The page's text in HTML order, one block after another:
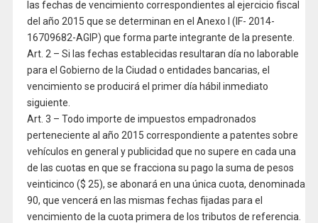
las fechas de vencimiento correspondientes al ejercicio fiscal
del año 2015 que se determinan en el Anexo I (IF- 2014-
16709682-AGIP) que forma parte integrante de la presente.
Art. 2 – Si las fechas establecidas resultaran día no laborable
para el Gobierno de la Ciudad o entidades bancarias, el
vencimiento se producirá el primer día hábil inmediato
siguiente.
Art. 3 – Todo importe de impuestos empadronados
perteneciente al año 2015 correspondiente a patentes sobre
vehículos en general y publicidad que no supere en cada una
de las cuotas en que se fracciona su pago la suma de pesos
veinticinco ($ 25), se abonará en una única cuota, denominada
90, que vencerá en las mismas fechas fijadas para el
vencimiento de la cuota primera de los tributos de referencia.